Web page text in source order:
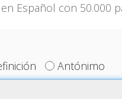
Español con 50.000
Antónimo